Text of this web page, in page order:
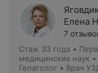
Елена
7
Стаж 33 года •
медицинских наук
Гепатолог • Врач